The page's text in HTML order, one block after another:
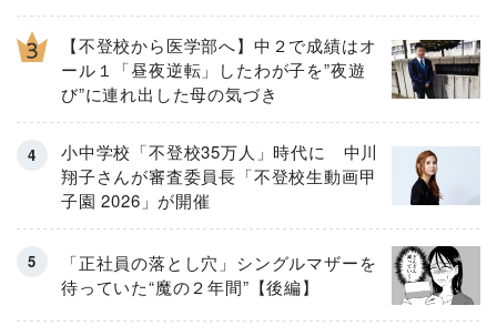
【不登校から医学部へ】中２で成績はオ
ール１「昼夜逆転」したわが子を”夜遊
び”に連れ出した母の気づき
小中学校「不登校35万人」時代に 中川
翔子さんが審査委員長「不登校生動画甲
子園 2026」が開催
「正社員の落とし穴」シングルマザーを
待っていた“魔の２年間”【後編】